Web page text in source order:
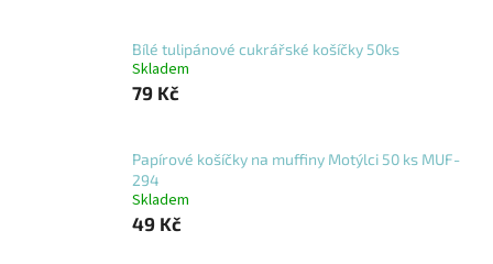
Bílé tulipánové cukrářské košíčky 50ks
Skladem
79 Kč
Papírové košíčky na muffiny Motýlci 50 ks MUF-
294
Skladem
49 Kč